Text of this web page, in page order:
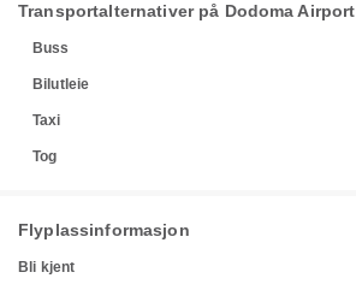
Transportalternativer på Dodoma Airport
Buss
Bilutleie
Taxi
Tog
Flyplassinformasjon
Bli kjent